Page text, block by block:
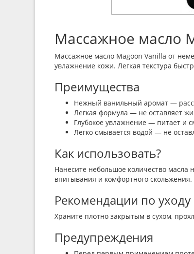
Массажное масло
Массажное масло Magoon Vanilla от
увлажнение кожи. Легкая текстура
Преимущества
Нежный ванильный аромат —
Легкая формула — не оставляет
Глубокое увлажнение — питает и
Легко смывается водой — не
Как использовать?
Нанесите небольшое количество
впитывания и комфортного скольжения.
Рекомендации по уходу
Храните плотно закрытым в сухом,
Предупреждения